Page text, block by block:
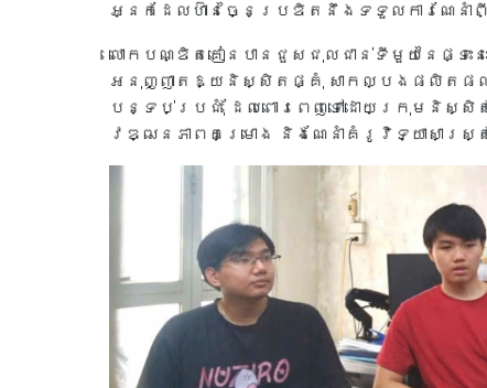
អ្នកដែលហ៊ានច្នៃប្រឌិតនឹងទទួលការណែនាំ
លោកបណ្ឌិតគៀនបានជួសជុលជាន់ទីមួយនៃផ្ទះន
អនុញ្ញាតឱ្យនិស្សិតផ្គុំ សាកល្បងផលិតផល
បន្ទប់ប្រជុំ ដែលពោរពេញទៅដោយក្រុមនិស្
វឌ្ឍនភាពគម្រោង និងណែនាំគំរូវិទ្យាសាស្